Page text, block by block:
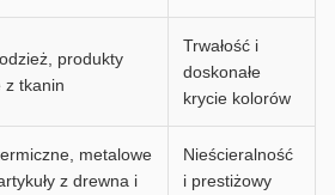
produkty
z tkanin
Trwałość i
doskonałe
krycie kolorów
metalowe
z drewna i
Nieścieralność
i prestiżowy